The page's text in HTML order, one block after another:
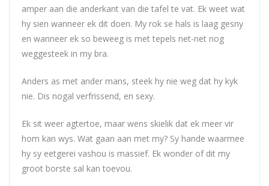
amper aan die anderkant van die tafel te vat. Ek weet wat
hy sien wanneer ek dit doen. My rok se hals is laag gesny
en wanneer ek so beweeg is met tepels net-net nog
weggesteek in my bra.
Anders as met ander mans, steek hy nie weg dat hy kyk
nie. Dis nogal verfrissend, en sexy.
Ek sit weer agtertoe, maar wens skielik dat ek meer vir
hom kan wys. Wat gaan aan met my? Sy hande waarmee
hy sy eetgerei vashou is massief. Ek wonder of dit my
groot borste sal kan toevou.